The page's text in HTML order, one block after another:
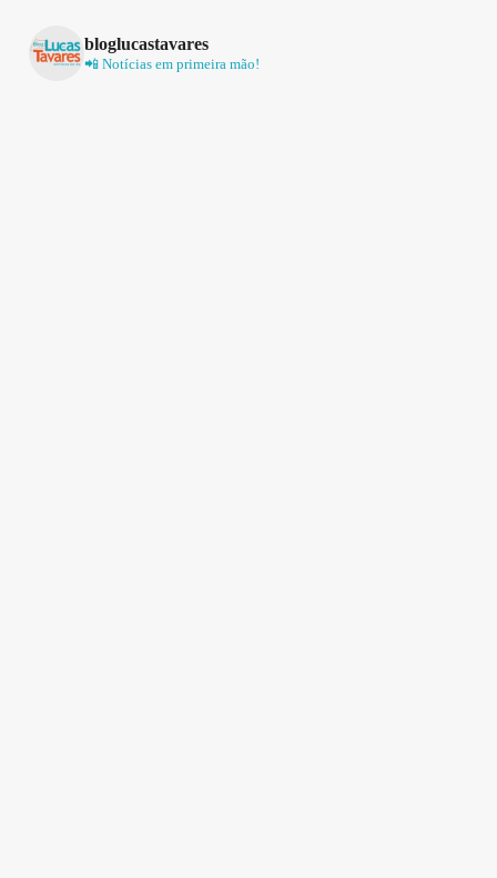
bloglucastavares
📲 Notícias em primeira mão!